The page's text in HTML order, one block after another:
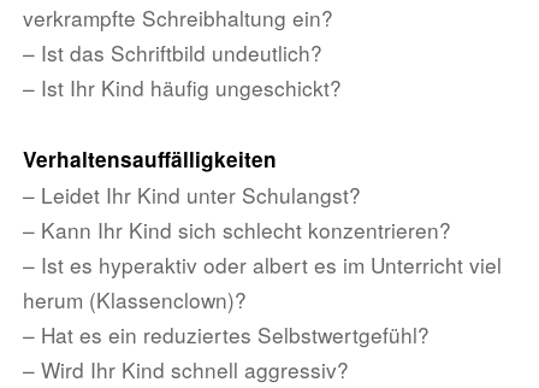
verkrampfte Schreibhaltung ein?
– Ist das Schriftbild undeutlich?
– Ist Ihr Kind häufig ungeschickt?
Verhaltensauffälligkeiten
– Leidet Ihr Kind unter Schulangst?
– Kann Ihr Kind sich schlecht konzentrieren?
– Ist es hyperaktiv oder albert es im Unterricht viel
herum (Klassenclown)?
– Hat es ein reduziertes Selbstwertgefühl?
– Wird Ihr Kind schnell aggressiv?